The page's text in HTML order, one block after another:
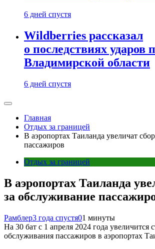
6 дней спустя
Wildberries рассказал
о последствиях ударов
Владимирской области
6 дней спустя
Главная
Отдых за границей
В аэропортах Таиланда увеличат
пассажиров
Отдых за границей
В аэропортах Таиланда
за обслуживание
Рамблер3 года спустя01 минуты
На 30 бат с 1 апреля 2024 года увеличится
обслуживания пассажиров в аэропортах